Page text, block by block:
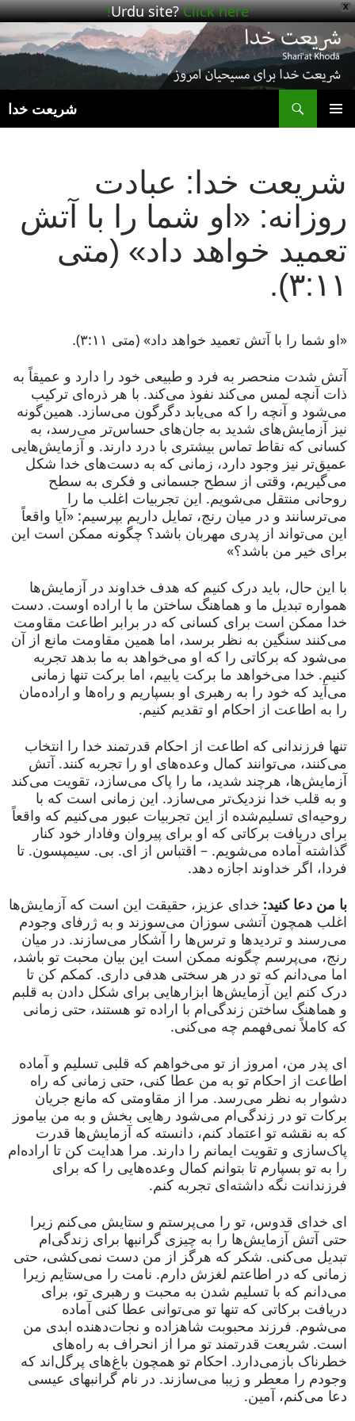
X
Urdu site?Click here!
شریعت خدا
شریعت خدا: عبادت
روزانه: «او شما را با آتش
تعمید خواهد داد» (متی
۳:۱۱).
«او شما را با آتش تعمید خواهد داد» (متی ۳:۱۱).
آتش شدت منحصر به فرد و طبیعی خود را دارد و عمیقاً به
ذات آنچه لمس می‌کند نفوذ می‌کند. با هر ذره‌ای ترکیب
می‌شود و آنچه را که می‌یابد دگرگون می‌سازد. همین‌گونه
نیز آزمایش‌های شدید به جان‌های حساس‌تر می‌رسد، به
کسانی که نقاط تماس بیشتری با درد دارند. و آزمایش‌هایی
عمیق‌تر نیز وجود دارد، زمانی که به دست‌های خدا شکل
می‌گیریم، وقتی از سطح جسمانی و فکری به سطح
روحانی منتقل می‌شویم. این تجربیات اغلب ما را
می‌ترسانند و در میان رنج، تمایل داریم بپرسیم: «آیا واقعاً
این می‌تواند از پدری مهربان باشد؟ چگونه ممکن است این
برای خیر من باشد؟»
با این حال، باید درک کنیم که هدف خداوند در آزمایش‌ها
همواره تبدیل ما و هماهنگ ساختن ما با اراده اوست. دست
خدا ممکن است برای کسانی که در برابر اطاعت مقاومت
می‌کنند سنگین به نظر برسد، اما همین مقاومت مانع از آن
می‌شود که برکاتی را که او می‌خواهد به ما بدهد تجربه
کنیم. خدا می‌خواهد ما برکت یابیم، اما برکت تنها زمانی
می‌آید که خود را به رهبری او بسپاریم و راه‌ها و اراده‌مان
را به اطاعت از احکام او تقدیم کنیم.
تنها فرزندانی که اطاعت از احکام قدرتمند خدا را انتخاب
می‌کنند، می‌توانند کمال وعده‌های او را تجربه کنند. آتش
آزمایش‌ها، هرچند شدید، ما را پاک می‌سازد، تقویت می‌کند
و به قلب خدا نزدیک‌تر می‌سازد. این زمانی است که با
روحیه‌ای تسلیم‌شده از این تجربیات عبور می‌کنیم که واقعاً
برای دریافت برکاتی که او برای پیروان وفادار خود کنار
گذاشته آماده می‌شویم. – اقتباس از ای. بی. سیمپسون. تا
فردا، اگر خداوند اجازه دهد.
با من دعا کنید: خدای عزیز، حقیقت این است که آزمایش‌ها
اغلب همچون آتشی سوزان می‌سوزند و به ژرفای وجودم
می‌رسند و تردیدها و ترس‌ها را آشکار می‌سازند. در میان
رنج، می‌پرسم چگونه ممکن است این بیان محبت تو باشد،
اما می‌دانم که تو در هر سختی هدفی داری. کمکم کن تا
درک کنم این آزمایش‌ها ابزارهایی برای شکل دادن به قلبم
و هماهنگ ساختن زندگی‌ام با اراده تو هستند، حتی زمانی
که کاملاً نمی‌فهمم چه می‌کنی.
ای پدر من، امروز از تو می‌خواهم که قلبی تسلیم و آماده
اطاعت از احکام تو به من عطا کنی، حتی زمانی که راه
دشوار به نظر می‌رسد. مرا از مقاومتی که مانع جریان
برکات تو در زندگی‌ام می‌شود رهایی بخش و به من بیاموز
که به نقشه تو اعتماد کنم، دانسته که آزمایش‌ها قدرت
پاک‌سازی و تقویت ایمانم را دارند. مرا هدایت کن تا اراده‌ام
را به تو بسپارم تا بتوانم کمال وعده‌هایی را که برای
فرزندانت نگه داشته‌ای تجربه کنم.
ای خدای قدوس، تو را می‌پرستم و ستایش می‌کنم زیرا
حتی آتش آزمایش‌ها را به چیزی گرانبها برای زندگی‌ام
تبدیل می‌کنی. شکر که هرگز از من دست نمی‌کشی، حتی
زمانی که در اطاعتم لغزش دارم. نامت را می‌ستایم زیرا
می‌دانم که با تسلیم شدن به محبت و رهبری تو، برای
دریافت برکاتی که تنها تو می‌توانی عطا کنی آماده
می‌شوم. فرزند محبوبت شاهزاده و نجات‌دهنده ابدی من
است. شریعت قدرتمند تو مرا از انحراف به راه‌های
خطرناک بازمی‌دارد. احکام تو همچون باغ‌های پرگل‌اند که
وجودم را معطر و زیبا می‌سازند. در نام گرانبهای عیسی
دعا می‌کنم، آمین.